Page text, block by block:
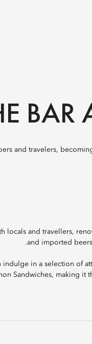
and travelers,
locals and travellers,
and imported
indulge in a selection of
Sandwiches, making it